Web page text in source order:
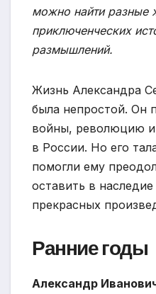
можно найти
приключенческих
размышлений.
Жизнь Александра
была непростой. Он
войны, революцию
в России. Но его
помогли ему
оставить в
прекрасных
Ранние годы
Александр